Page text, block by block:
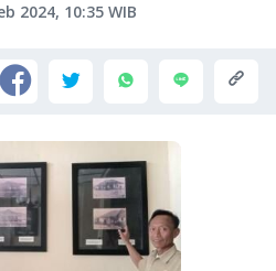
2024, 10:35 WIB